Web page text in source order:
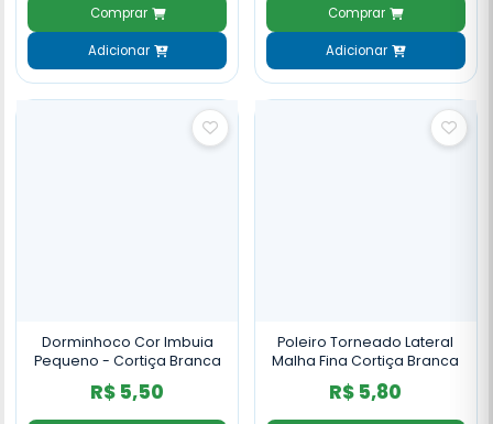
Comprar
Adicionar
Comprar
Adicionar
Dorminhoco Cor Imbuia
Pequeno - Cortiça Branca
R$ 5,50
Poleiro Torneado Lateral
Malha Fina Cortiça Branca
R$ 5,80